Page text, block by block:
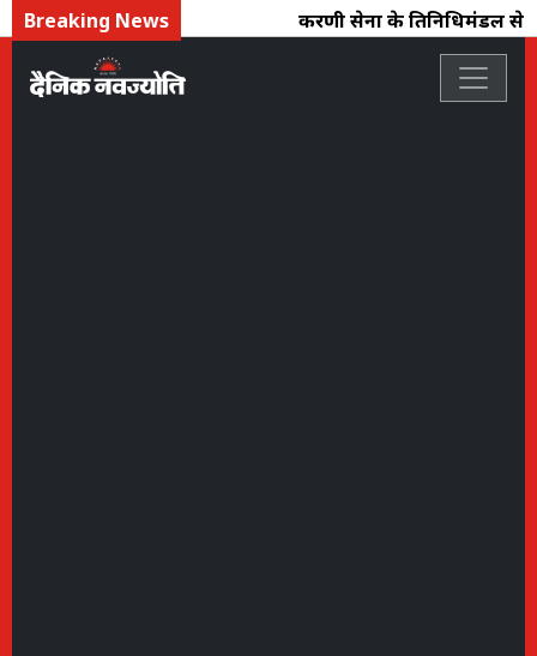
Breaking News करणी सेना के प्रतिनिधिमंडल से